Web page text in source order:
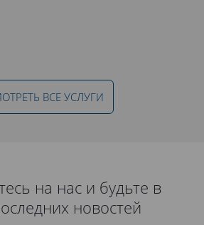
ВСЕ УСЛУГИ
на нас и будьте в
новостей